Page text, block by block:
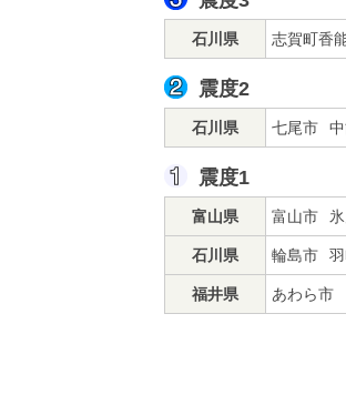
石川県 志賀町香
震度2
石川県 七尾市
震度1
富山県 富山市
石川県 輪島市
福井県 あわら市